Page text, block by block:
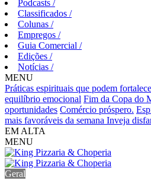
Podcasts /
Classificados /
Colunas /
Empregos /
Guia Comercial /
Edições /
Notícias /
MENU
Práticas espirituais que podem
equilíbrio emocional Fim da Copa do
oportunidades Comércio próspero.
mais favoráveis da semana Inveja
EM ALTA
MENU
Geral